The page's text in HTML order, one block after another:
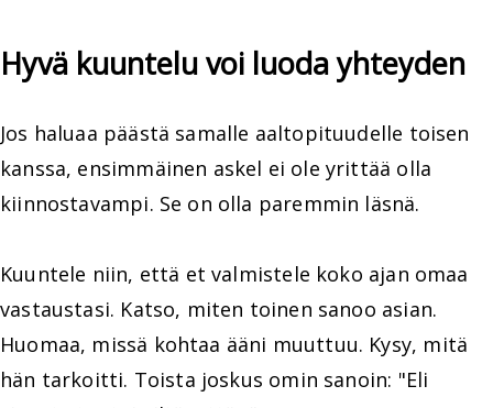
Hyvä kuuntelu voi luoda yhteyden
Jos haluaa päästä samalle aaltopituudelle toisen
kanssa, ensimmäinen askel ei ole yrittää olla
kiinnostavampi. Se on olla paremmin läsnä.
Kuuntele niin, että et valmistele koko ajan omaa
vastaustasi. Katso, miten toinen sanoo asian.
Huomaa, missä kohtaa ääni muuttuu. Kysy, mitä
hän tarkoitti. Toista joskus omin sanoin: "Eli